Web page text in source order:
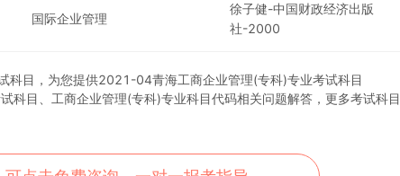
国际企业管理
徐子健-中国财政经济出版
社-2000
科目，为您提供2021-04青海工商企业管理(专科)专业考试科目
目、工商企业管理(专科)专业科目代码相关问题解答，更多考试科目